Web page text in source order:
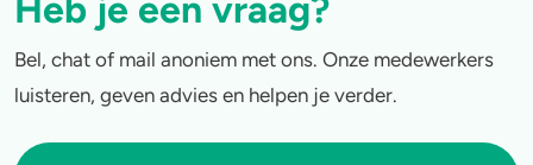
Heb je een vraag?
Bel, chat of mail anoniem met ons. Onze medewerkers
luisteren, geven advies en helpen je verder.